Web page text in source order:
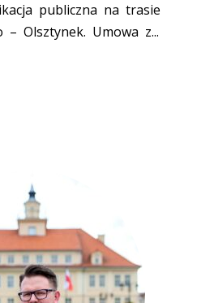
publiczna na trasie
– Olsztynek. Umowa z...